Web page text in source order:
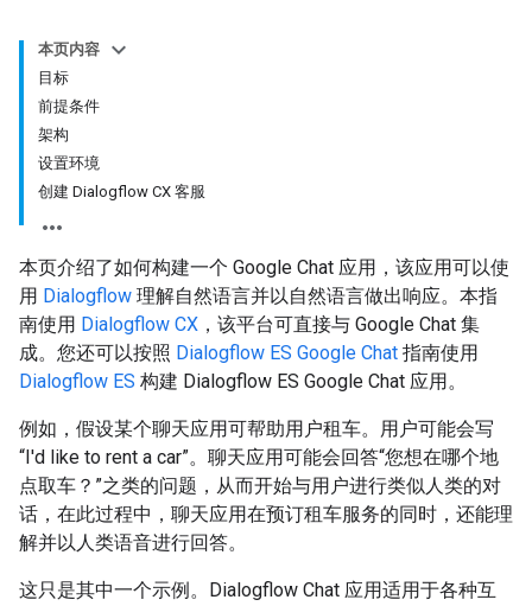
本页内容
目标
前提条件
架构
设置环境
创建 Dialogflow CX 客服
本页介绍了如何构建一个 Google Chat 应用，该应用可以使
用 Dialogflow 理解自然语言并以自然语言做出响应。本指
南使用 Dialogflow CX ，该平台可直接与 Google Chat 集
成。您还可以按照 Dialogflow ES Google Chat 指南使用
Dialogflow ES 构建 Dialogflow ES Google Chat 应用。
例如，假设某个聊天应用可帮助用户租车。用户可能会写
“I'd like to rent a car”。聊天应用可能会回答“您想在哪个地
点取车？”之类的问题，从而开始与用户进行类似人类的对
话，在此过程中，聊天应用在预订租车服务的同时，还能理
解并以人类语音进行回答。
这只是其中一个示例。Dialogflow Chat 应用适用于各种互